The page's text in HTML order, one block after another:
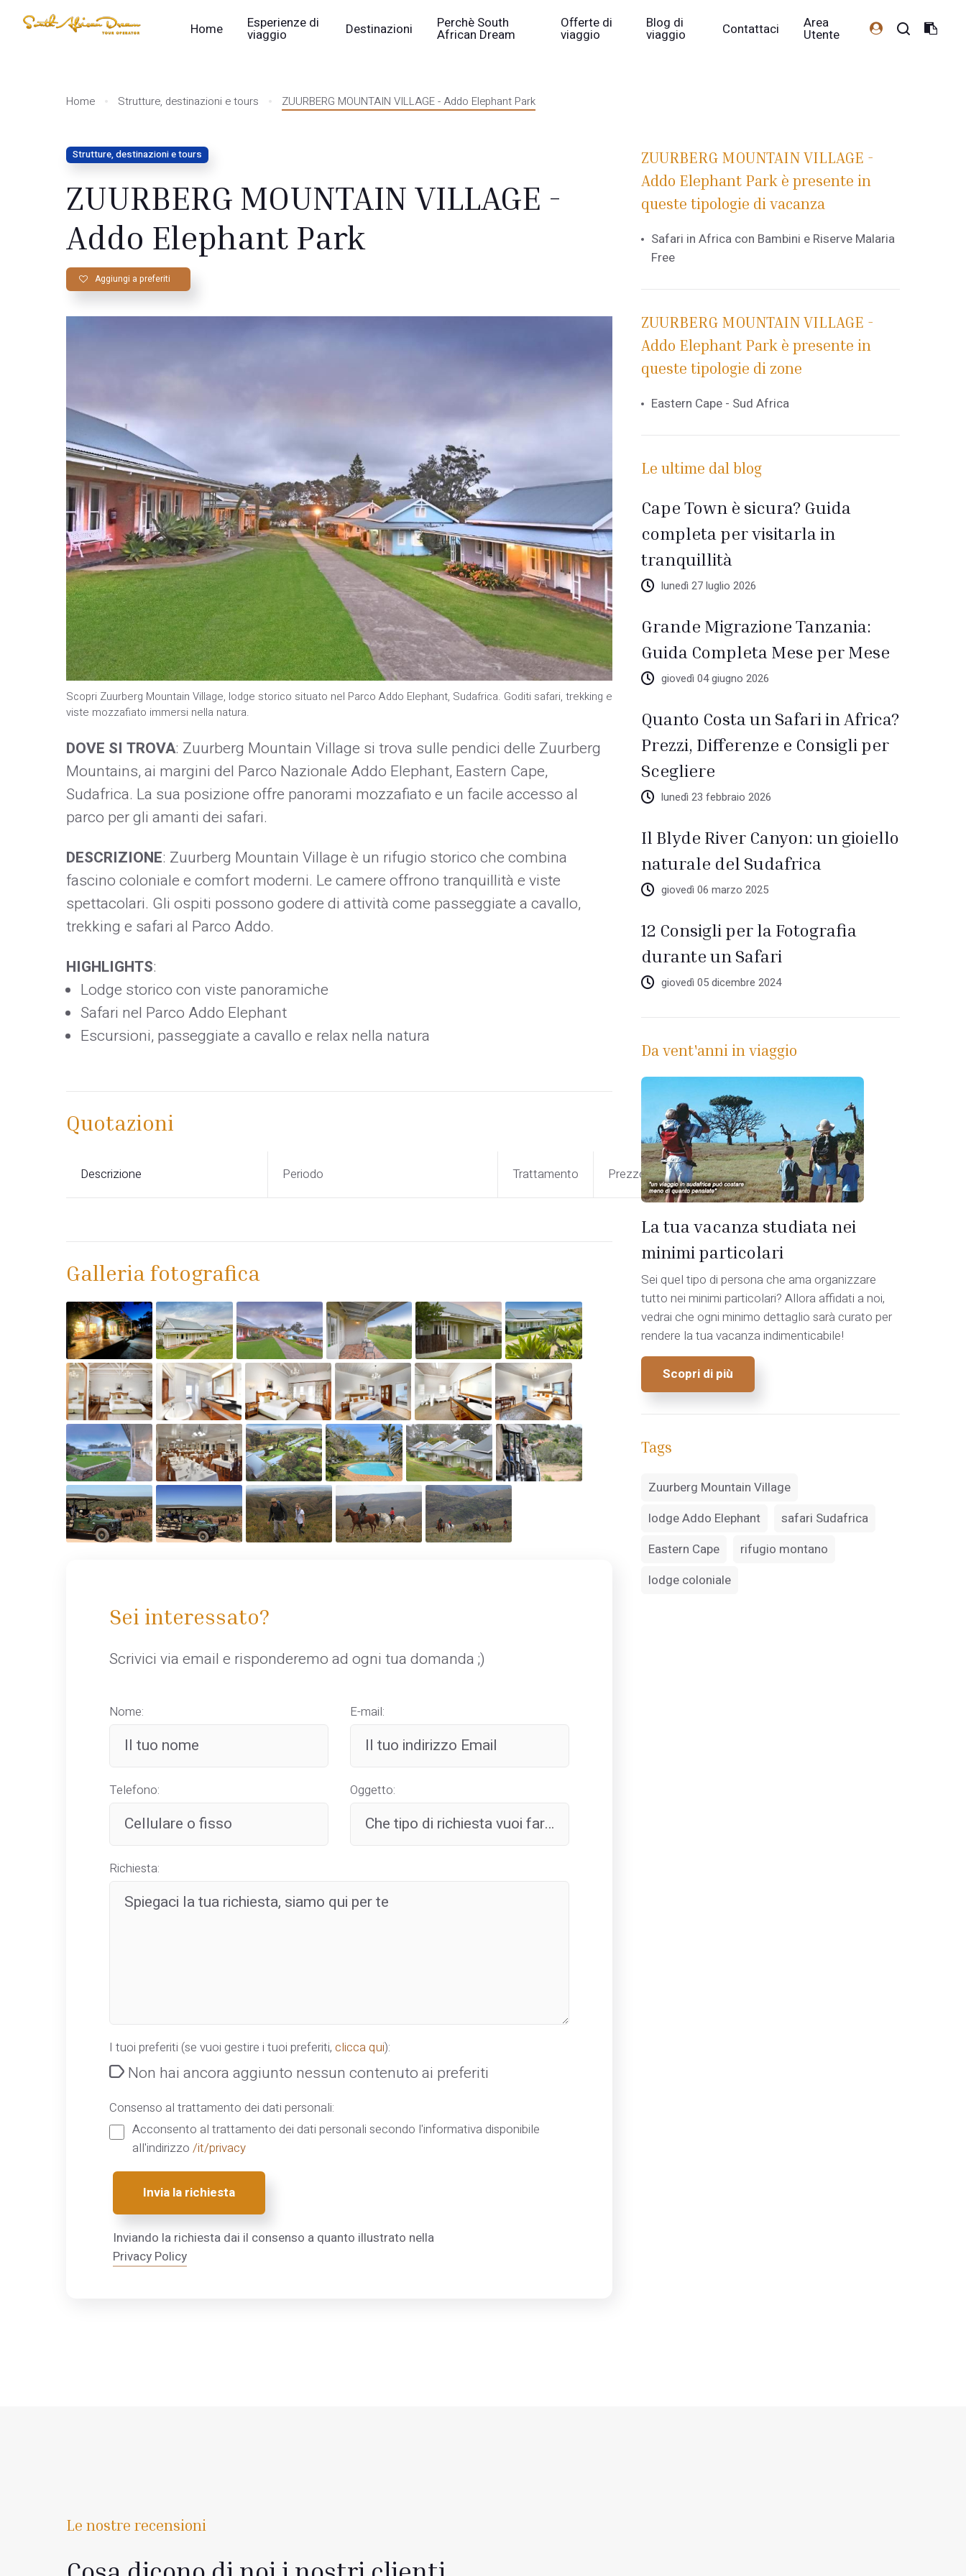
Home Esperienze di
viaggio Destinazioni Perchè South
African Dream
Offerte di
viaggio
Blog di
viaggio Contattaci Area
Utente
Home Strutture, destinazioni e tours ZUURBERG MOUNTAIN VILLAGE - Addo Elephant Park
Strutture, destinazioni e tours
ZUURBERG MOUNTAIN VILLAGE -
Addo Elephant Park
Aggiungi a preferiti
Scopri Zuurberg Mountain Village, lodge storico situato nel Parco Addo Elephant, Sudafrica. Goditi safari, trekking e
viste mozzafiato immersi nella natura.
DOVE SI TROVA: Zuurberg Mountain Village si trova sulle pendici delle Zuurberg
Mountains, ai margini del Parco Nazionale Addo Elephant, Eastern Cape,
Sudafrica. La sua posizione offre panorami mozzafiato e un facile accesso al
parco per gli amanti dei safari.
DESCRIZIONE: Zuurberg Mountain Village è un rifugio storico che combina
fascino coloniale e comfort moderni. Le camere offrono tranquillità e viste
spettacolari. Gli ospiti possono godere di attività come passeggiate a cavallo,
trekking e safari al Parco Addo.
HIGHLIGHTS:
Lodge storico con viste panoramiche
Safari nel Parco Addo Elephant
Escursioni, passeggiate a cavallo e relax nella natura
Quotazioni
Descrizione Periodo Trattamento Prezzo
Galleria fotografica
Sei interessato?
Scrivici via email e risponderemo ad ogni tua domanda ;)
Nome: E-mail:
Telefono: Oggetto:
Richiesta:
I tuoi preferiti (se vuoi gestire i tuoi preferiti, clicca qui):
Non hai ancora aggiunto nessun contenuto ai preferiti
Consenso al trattamento dei dati personali:
Acconsento al trattamento dei dati personali secondo l'informativa disponibile
all'indirizzo /it/privacy
Invia la richiesta
Inviando la richiesta dai il consenso a quanto illustrato nella
Privacy Policy
ZUURBERG MOUNTAIN VILLAGE -
Addo Elephant Park è presente in
queste tipologie di vacanza
Safari in Africa con Bambini e Riserve Malaria
Free
ZUURBERG MOUNTAIN VILLAGE -
Addo Elephant Park è presente in
queste tipologie di zone
Eastern Cape - Sud Africa
Le ultime dal blog
Cape Town è sicura? Guida
completa per visitarla in
tranquillità
lunedì 27 luglio 2026
Grande Migrazione Tanzania:
Guida Completa Mese per Mese
giovedì 04 giugno 2026
Quanto Costa un Safari in Africa?
Prezzi, Differenze e Consigli per
Scegliere
lunedì 23 febbraio 2026
Il Blyde River Canyon: un gioiello
naturale del Sudafrica
giovedì 06 marzo 2025
12 Consigli per la Fotografia
durante un Safari
giovedì 05 dicembre 2024
Da vent'anni in viaggio
La tua vacanza studiata nei
minimi particolari
Sei quel tipo di persona che ama organizzare
tutto nei minimi particolari? Allora affidati a noi,
vedrai che ogni minimo dettaglio sarà curato per
rendere la tua vacanza indimenticabile!
Scopri di più
Tags
Zuurberg Mountain Village
lodge Addo Elephant
safari Sudafrica
Eastern Cape
rifugio montano
lodge coloniale
Le nostre recensioni